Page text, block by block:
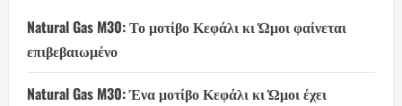
Natural Gas M30: Το μοτίβο Κεφάλι κι Ώμοι φαίνεται
επιβεβαιωμένο
Natural Gas M30: Ένα μοτίβο Κεφάλι κι Ώμοι έχει